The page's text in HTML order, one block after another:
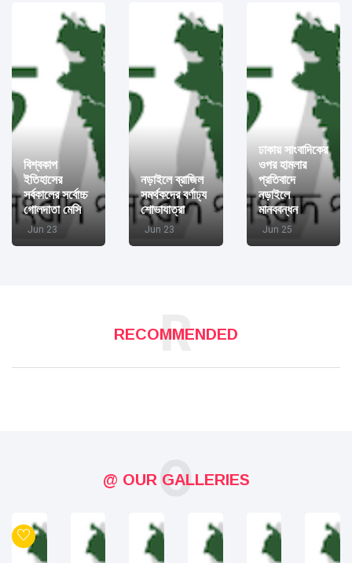
বিশ্বকাপ
ইতিহাসের
সর্বকালের সর্বোচ্চ
গোলদাতা মেসি
Jun 23
নড়াইলে ব্রাজিল
সমর্থকদের বর্ণাঢ্য
শোভাযাত্রা
Jun 23
ঢাকায় সাংবাদিকের
ওপর হামলার
প্রতিবাদে
নড়াইলে
মানববন্ধন
Jun 25
RECOMMENDED
R
@ OUR GALLERIES
O